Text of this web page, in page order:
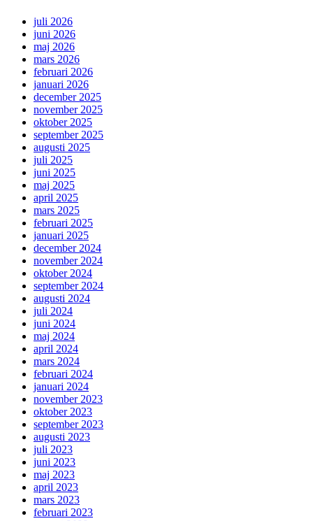
juli 2026
juni 2026
maj 2026
mars 2026
februari 2026
januari 2026
december 2025
november 2025
oktober 2025
september 2025
augusti 2025
juli 2025
juni 2025
maj 2025
april 2025
mars 2025
februari 2025
januari 2025
december 2024
november 2024
oktober 2024
september 2024
augusti 2024
juli 2024
juni 2024
maj 2024
april 2024
mars 2024
februari 2024
januari 2024
november 2023
oktober 2023
september 2023
augusti 2023
juli 2023
juni 2023
maj 2023
april 2023
mars 2023
februari 2023